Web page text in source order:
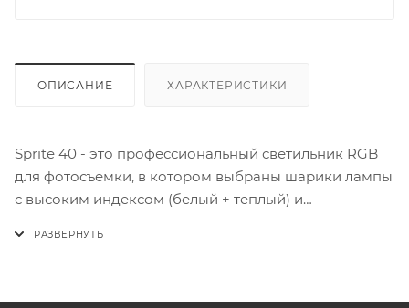
ОПИСАНИЕ ХАРАКТЕРИСТИКИ
Sprite 40 - это профессиональный светильник RGB
для фотосъемки, в котором выбраны шарики лампы
с высоким индексом (белый + теплый) и